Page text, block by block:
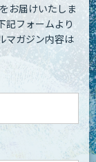
お届けいたしま
記フォームより
マガジン内容は